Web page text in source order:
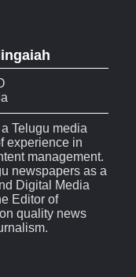
Telugu media
experience in
management.
newspapers as a
Digital Media
Editor of
quality news